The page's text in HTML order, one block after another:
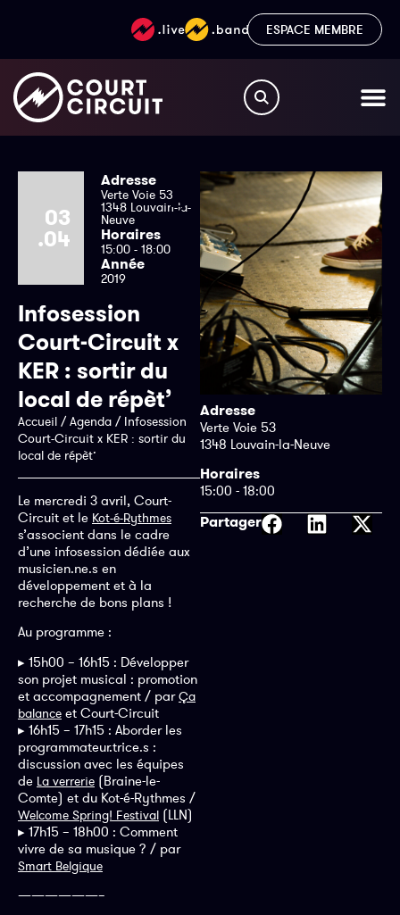
ESPACE MEMBRE
03
.04
Adresse
Verte Voie 53
1348 Louvain-la-
Neuve
Horaires
15:00 - 18:00
Année
2019
Infosession
Court-Circuit x
KER : sortir du
local de répèt’
Accueil /Agenda / Infosession
Court-Circuit x KER : sortir du
local de répèt’
Le mercredi 3 avril, Court-
Circuit et le Kot-é-Rythmes
s’associent dans le cadre
d’une infosession dédiée aux
musicien.ne.s en
développement et à la
recherche de bons plans !
Au programme :
▸ 15h00 – 16h15 : Développer
son projet musical : promotion
et accompagnement / parÇa
balance et Court-Circuit
▸ 16h15 – 17h15 : Aborder les
programmateur.trice.s :
discussion avec les équipes
de La verrerie (Braine-le-
Comte) et du Kot-é-Rythmes /
Welcome Spring! Festival (LLN)
▸ 17h15 – 18h00 : Comment
vivre de sa musique ? / par
Smart Belgique
——————–
Adresse
Verte Voie 53
1348 Louvain-la-Neuve
Horaires
15:00 - 18:00
Partager